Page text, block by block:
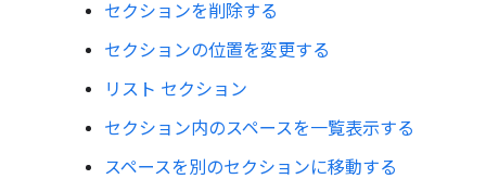
セクションを削除する
セクションの位置を変更する
リスト セクション
セクション内のスペースを一覧表示する
スペースを別のセクションに移動する